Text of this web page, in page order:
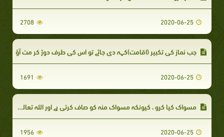
2020-06-25
2708
جب نماز کی تکبیر (اقامت)کہہ دی جائے تو اس کی طرف دوڑ کر مت آؤ
2020-06-25
1691
مسواک کیا کرو ، کیونکہ مسواک منہ کو صاف کرتی ہے اور اللہ تعالی کو خوش کرتی ہے
2020-06-25
1956